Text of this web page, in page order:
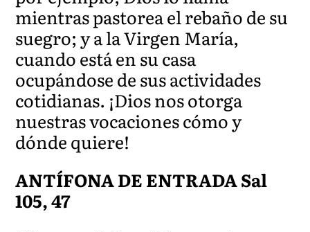
mientras pastorea el rebaño de su
suegro; y a la Virgen María,
cuando está en su casa
ocupándose de sus actividades
cotidianas. ¡Dios nos otorga
nuestras vocaciones cómo y
dónde quiere!
ANTÍFONA DE ENTRADA Sal
105, 47